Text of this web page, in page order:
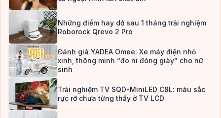
Những điểm hay dở sau 1 tháng trải nghiệm
Roborock Qrevo 2 Pro
Đánh giá YADEA Omee: Xe máy điện nhỏ
xinh, thông minh “đo ni đóng giày” cho nữ
sinh
Trải nghiệm TV SQD-MiniLED C8L: màu sắc
rực rỡ chưa từng thấy ở TV LCD